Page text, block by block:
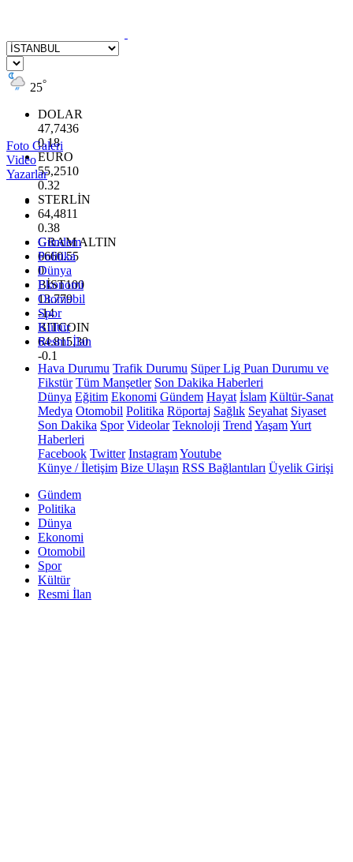
25°
DOLAR
47,7436
0.18
EURO
55,2510
0.32
STERLİN
64,4811
0.38
GRAM ALTIN
6660.55
0
BİST100
13.779
-14
BITCOIN
64.815,30
-0.1
Foto Galeri
Video
Yazarlar
Gündem
Politika
Dünya
Ekonomi
Otomobil
Spor
Kültür
Resmi İlan
Hava Durumu Trafik Durumu Süper Lig Puan Durumu ve
Fikstür Tüm Manşetler Son Dakika Haberleri
Dünya Eğitim Ekonomi Gündem Hayat İslam Kültür-Sanat
Medya Otomobil Politika Röportaj Sağlık Seyahat Siyaset
Son Dakika Spor Videolar Teknoloji Trend YaşamYurt
Haberleri
Facebook Twitter InstagramYoutube
Künye / İletişim Bize Ulaşın RSS Bağlantıları Üyelik Girişi
Gündem
Politika
Dünya
Ekonomi
Otomobil
Spor
Kültür
Resmi İlan